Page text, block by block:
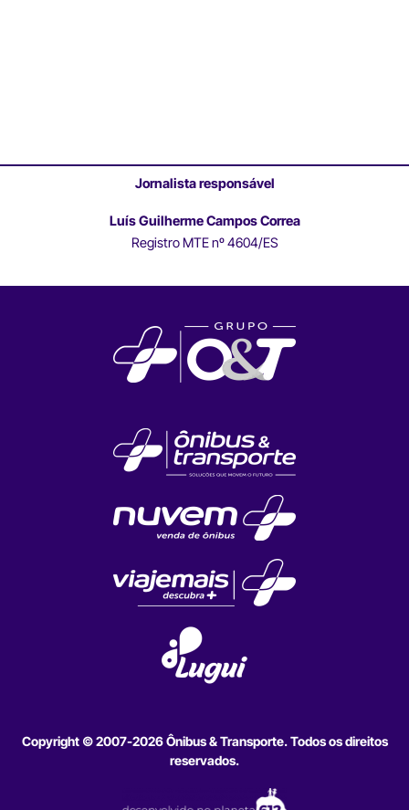
Jornalista responsável
Luís Guilherme Campos Correa
Registro MTE nº 4604/ES
Copyright © 2007-2026 Ônibus & Transporte. Todos os direitos
reservados.